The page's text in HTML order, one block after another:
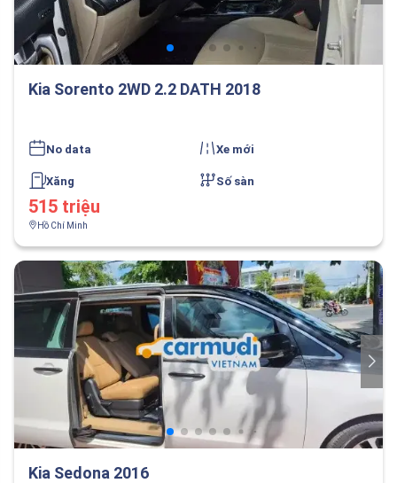
Kia Sorento 2WD 2.2 DATH 2018
No data Xe mới
Xăng Số sàn
515 triệu
Hồ Chí Minh
Kia Sedona 2016